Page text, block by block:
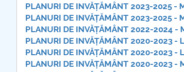
PLANURI DE INVĂȚĂMÂNT 2023-2025 -
PLANURI DE INVĂȚĂMÂNT 2023-2025
PLANURI DE INVĂȚĂMÂNT 2022-2024
PLANURI DE INVĂȚĂMÂNT 2020-2023 -
PLANURI DE INVĂȚĂMÂNT 2020-2023 -
PLANURI DE INVĂȚĂMÂNT 2020-2023 -